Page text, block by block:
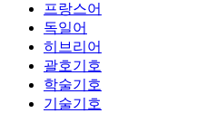
프랑스어
독일어
히브리어
괄호기호
학술기호
기술기호